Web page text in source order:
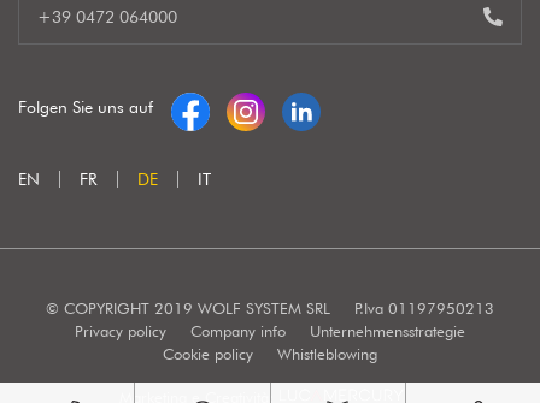
+39 0472 064000
Folgen Sie uns auf
EN FR DE IT
© COPYRIGHT 2019 WOLF SYSTEM SRL
P.Iva 01197950213
Privacy policy
Company info
Unternehmensstrategie
Cookie policy
Whistleblowing
Marketing e Creatività: